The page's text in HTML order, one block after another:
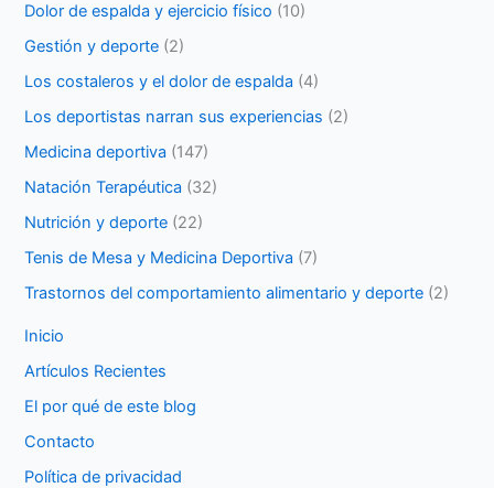
Dolor de espalda y ejercicio físico (10)
Gestión y deporte (2)
Los costaleros y el dolor de espalda (4)
Los deportistas narran sus experiencias (2)
Medicina deportiva (147)
Natación Terapéutica (32)
Nutrición y deporte (22)
Tenis de Mesa y Medicina Deportiva (7)
Trastornos del comportamiento alimentario y deporte (2)
Inicio
Artículos Recientes
El por qué de este blog
Contacto
Política de privacidad